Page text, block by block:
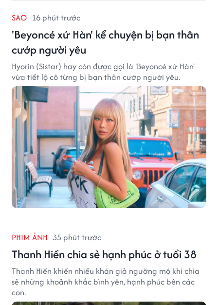
SAO 16 phút trước
'Beyoncé xứ Hàn' kể chuyện bị bạn thân
cướp người yêu
Hyorin (Sistar) hay còn được gọi là 'Beyoncé xứ Hàn'
vừa tiết lộ cô từng bị bạn thân cướp người yêu.
PHIM ẢNH 35 phút trước
Thanh Hiền chia sẻ hạnh phúc ở tuổi 38
Thanh Hiền khiến nhiều khán giả ngưỡng mộ khi chia
sẻ những khoảnh khắc bình yên, hạnh phúc bên các
con.